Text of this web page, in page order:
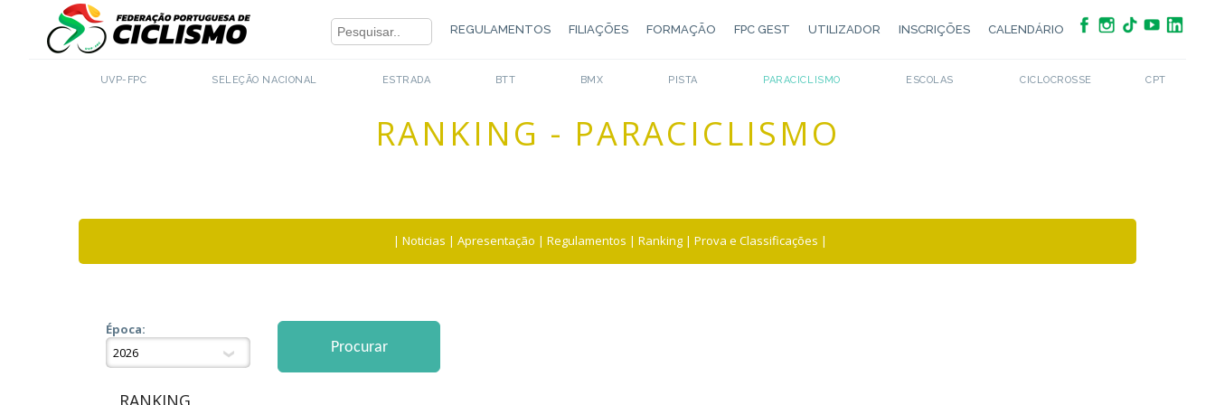
REGULAMENTOS FILIAÇÕES FORMAÇÃO FPC GEST UTILIZADOR INSCRIÇÕES CALENDÁRIO
UVP-FPC SELEÇÃO NACIONAL ESTRADA BTT BMX PISTA PARACICLISMO ESCOLAS CICLOCROSSE CPT
RANKING - PARACICLISMO
| Noticias | Apresentação | Regulamentos | Ranking| Prova e Classificações |
Época:
RANKING